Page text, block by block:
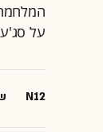
על סג'עייה, 8
N12